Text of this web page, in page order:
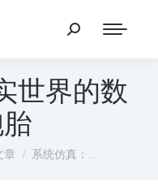
世界的数
章 系统仿真：…